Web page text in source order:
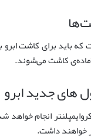
باید برای کاشت
کاشت می‌شوند.
های جدید ابرو
انجام
خواهند داشت.